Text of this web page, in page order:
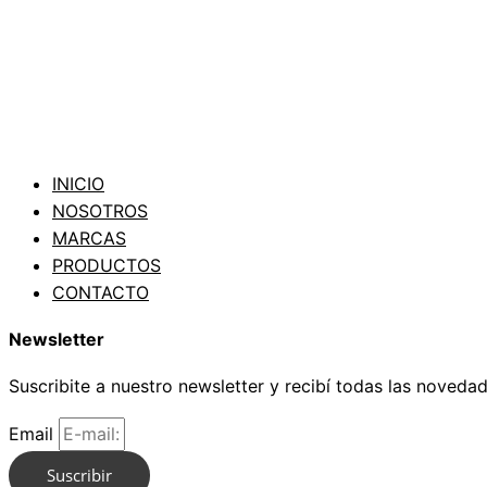
INICIO
NOSOTROS
MARCAS
PRODUCTOS
CONTACTO
Newsletter
Suscribite a nuestro newsletter y recibí todas las
Email
Suscribir